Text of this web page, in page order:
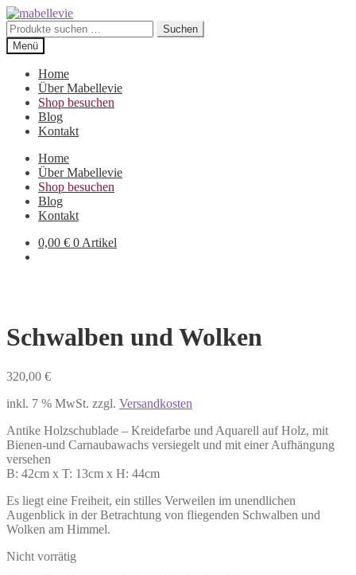
Zur
Navigation
springen
Zum
Inhalt
springen
Suchen
nach:
Suchen
Menü
Home
Über Mabellevie
Shop besuchen
Blog
Kontakt
Home
Über Mabellevie
Shop besuchen
Blog
Kontakt
0,00 € 0 Artikel
Schwalben und Wolken
320,00 €
inkl. 7 % MwSt. zzgl. Versandkosten
Antike Holzschublade – Kreidefarbe und Aquarell auf Holz, mit
Bienen-und Carnaubawachs versiegelt und mit einer Aufhängung
versehen
B: 42cm x T: 13cm x H: 44cm
Es liegt eine Freiheit, ein stilles Verweilen im unendlichen
Augenblick in der Betrachtung von fliegenden Schwalben und
Wolken am Himmel.
Nicht vorrätig